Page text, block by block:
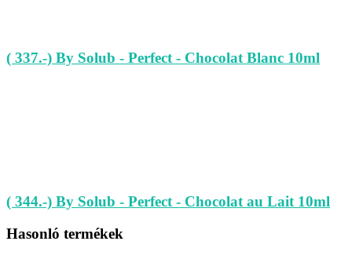
( 337.-) By Solub - Perfect - Chocolat Blanc 10ml
( 344.-) By Solub - Perfect - Chocolat au Lait 10ml
Hasonló termékek